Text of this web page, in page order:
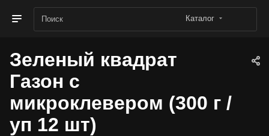
Каталог
Зеленый квадрат
Газон с
микроклевером (300 г /
уп 12 шт)